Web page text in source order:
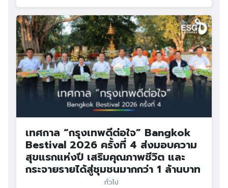
เทศกาล “กรุงเทพดีต่อใจ” Bangkok
Bestival 2026 ครั้งที่ 4 ส่งมอบความ
สุขแรกแห่งปี เสริมคุณภาพชีวิต และ
กระจายรายได้สู่ชุมชนมากกว่า 1 ล้านบาท
ทั่วไป